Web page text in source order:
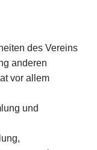
des Vereins
anderen
vor allem
und